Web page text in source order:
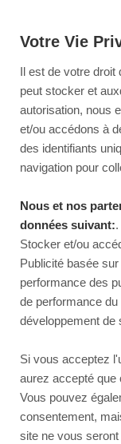
Votre Vie
Il est de votre droit
peut stocker et
autorisation, nous
et/ou accédons à
des identifiants
navigation pour
Nous et nos
données suivant:.
Stocker et/ou
Publicité basée
performance des
de performance du
développement de
Si vous acceptez
aurez accepté que
Vous pouvez
consentement,
site ne vous
Reload